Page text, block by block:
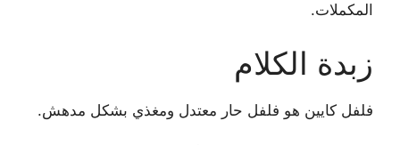
المكملات.
زبدة الكلام
فلفل كايين هو فلفل حار معتدل ومغذي بشكل مدهش.